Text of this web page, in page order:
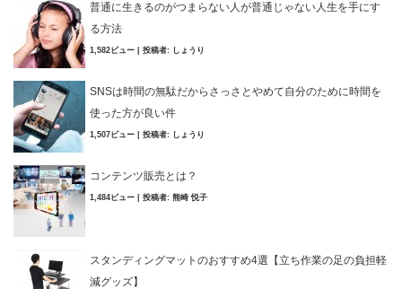
普通に生きるのがつまらない人が普通じゃない人生を手にす
る方法
1,582ビュー 投稿者: しょうり
SNSは時間の無駄だからさっさとやめて自分のために時間を
使った方が良い件
1,507ビュー 投稿者: しょうり
コンテンツ販売とは？
1,484ビュー 投稿者: 熊崎 悦子
スタンディングマットのおすすめ4選【立ち作業の足の負担軽
減グッズ】